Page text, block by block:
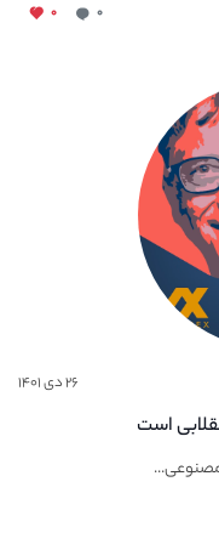
۰ ۰
۲۶ دی ۱۴۰۱
است
مصنوعی...